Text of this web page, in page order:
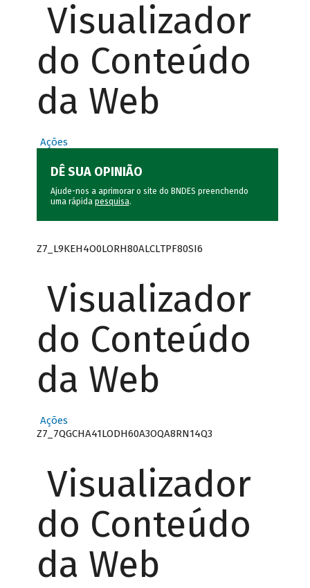
Visualizador
do Conteúdo
da Web
Ações
DÊ SUA OPINIÃO
Ajude-nos a aprimorar o site do BNDES preenchendo
uma rápida pesquisa.
Z7_L9KEH4O0LORH80ALCLTPF80SI6
Visualizador
do Conteúdo
da Web
Ações
Z7_7QGCHA41LODH60A3OQA8RN14Q3
Visualizador
do Conteúdo
da Web